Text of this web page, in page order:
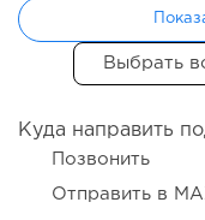
Куда направить
Позвонить
Отправить в